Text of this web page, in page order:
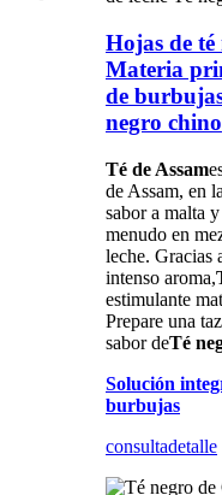
Hojas de
Materia
de
negro chino
Té de Assam
de Assam, en
sabor a malta
menudo en
leche. Gracias
intenso aroma,
estimulante
Prepare una
sabor deTé
Solución
burbujas
consultadetalle